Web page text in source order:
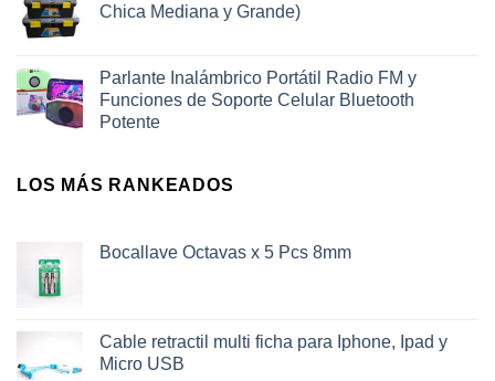
Chica Mediana y Grande)
Parlante Inalámbrico Portátil Radio FM y
Funciones de Soporte Celular Bluetooth
Potente
LOS MÁS RANKEADOS
Bocallave Octavas x 5 Pcs 8mm
Cable retractil multi ficha para Iphone, Ipad y
Micro USB